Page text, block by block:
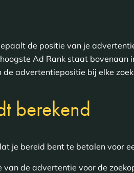
de positie van je
Ad Rank staat bovenaan
de advertentiepositie bij elke
berekend
je bereid bent te betalen voor
van de advertentie voor de